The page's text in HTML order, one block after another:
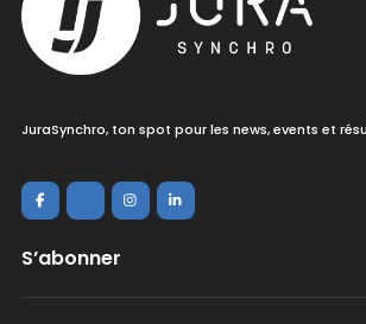
JuraSynchro, ton spot pour les news, events et
S’abonner